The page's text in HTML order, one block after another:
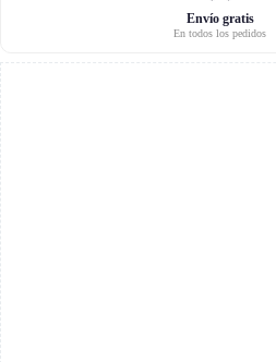
cantidad
Envío gratis
En todos los pedidos